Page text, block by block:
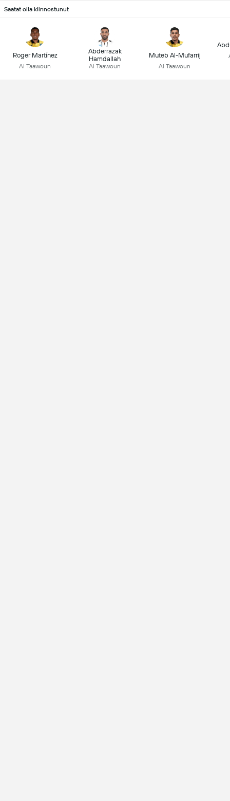
Saatat olla kiinnostunut
Roger Martínez
Al Taawoun
Abderrazak
Hamdallah
Al Taawoun
Muteb Al-Mufarrij
Al Taawoun